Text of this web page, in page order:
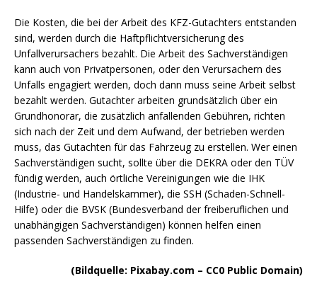
Die Kosten, die bei der Arbeit des KFZ-Gutachters entstanden
sind, werden durch die Haftpflichtversicherung des
Unfallverursachers bezahlt. Die Arbeit des Sachverständigen
kann auch von Privatpersonen, oder den Verursachern des
Unfalls engagiert werden, doch dann muss seine Arbeit selbst
bezahlt werden. Gutachter arbeiten grundsätzlich über ein
Grundhonorar, die zusätzlich anfallenden Gebühren, richten
sich nach der Zeit und dem Aufwand, der betrieben werden
muss, das Gutachten für das Fahrzeug zu erstellen. Wer einen
Sachverständigen sucht, sollte über die DEKRA oder den TÜV
fündig werden, auch örtliche Vereinigungen wie die IHK
(Industrie- und Handelskammer), die SSH (Schaden-Schnell-
Hilfe) oder die BVSK (Bundesverband der freiberuflichen und
unabhängigen Sachverständigen) können helfen einen
passenden Sachverständigen zu finden.
(Bildquelle: Pixabay.com – CC0 Public Domain)